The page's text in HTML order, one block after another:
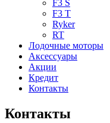
F3 S
F3 T
Ryker
RT
Лодочные моторы
Аксессуары
Акции
Кредит
Контакты
Контакты